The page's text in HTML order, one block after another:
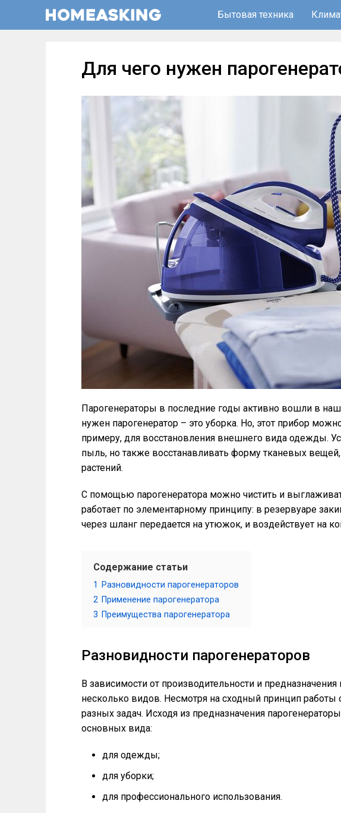
Бытовая техника
Для чего нужен
Парогенераторы в последние годы активно вошли в наш
нужен парогенератор – это уборка. Но, этот прибор
примеру, для восстановления внешнего вида одежды.
пыль, но также восстанавливать форму тканевых
растений.
С помощью парогенератора можно чистить и
работает по элементарному принципу: в резервуаре
через шланг передается на утюжок, и воздействует на
Содержание статьи
1
Разновидности парогенераторов
2 Применение парогенератора
3 Преимущества парогенератора
Разновидности парогенераторов
В зависимости от производительности и
несколько видов. Несмотря на сходный принцип
разных задач. Исходя из предназначения
основных вида:
для одежды;
для уборки;
для профессионального использования.